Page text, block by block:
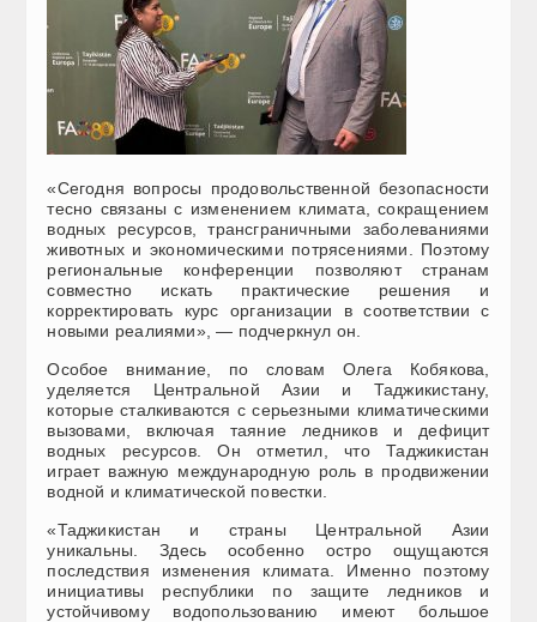
«Сегодня вопросы продовольственной безопасности
тесно связаны с изменением климата, сокращением
водных ресурсов, трансграничными заболеваниями
животных и экономическими потрясениями. Поэтому
региональные конференции позволяют странам
совместно искать практические решения и
корректировать курс организации в соответствии с
новыми реалиями», — подчеркнул он.
Особое внимание, по словам Олега Кобякова,
уделяется Центральной Азии и Таджикистану,
которые сталкиваются с серьезными климатическими
вызовами, включая таяние ледников и дефицит
водных ресурсов. Он отметил, что Таджикистан
играет важную международную роль в продвижении
водной и климатической повестки.
«Таджикистан и страны Центральной Азии
уникальны. Здесь особенно остро ощущаются
последствия изменения климата. Именно поэтому
инициативы республики по защите ледников и
устойчивому водопользованию имеют большое